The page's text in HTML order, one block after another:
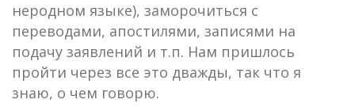
неродном языке), заморочиться с
переводами, апостилями, записями на
подачу заявлений и т.п. Нам пришлось
пройти через все это дважды, так что я
знаю, о чем говорю.